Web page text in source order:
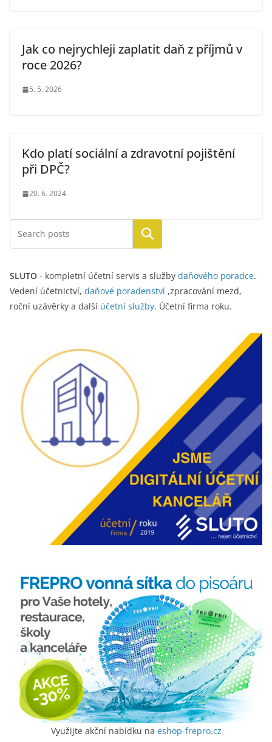
Jak co nejrychleji zaplatit daň z příjmů v
roce 2026?
5. 5. 2026
Kdo platí sociální a zdravotní pojištění
při DPČ?
20. 6. 2024
Hledat
SLUTO - kompletní účetní servis a služby daňového poradce.
Vedení účetnictví, daňové poradenství ,zpracování mezd,
roční uzávěrky a další účetní služby. Účetní firma roku.
Využijte akční nabídku na eshop-frepro.cz